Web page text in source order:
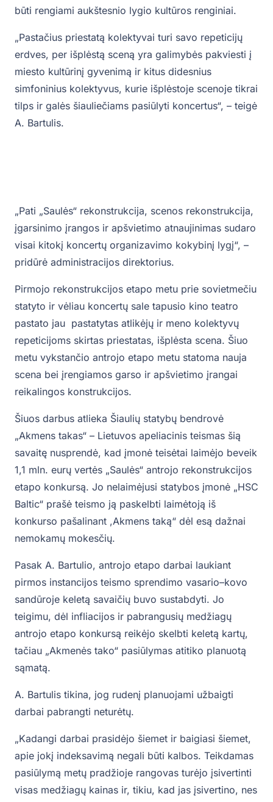
būti rengiami aukštesnio lygio kultūros renginiai.
„Pastačius priestatą kolektyvai turi savo repeticijų
erdves, per išplėstą sceną yra galimybės pakviesti į
miesto kultūrinį gyvenimą ir kitus didesnius
simfoninius kolektyvus, kurie išplėstoje scenoje tikrai
tilps ir galės šiauliečiams pasiūlyti koncertus“, – teigė
A. Bartulis.
„Pati „Saulės“ rekonstrukcija, scenos rekonstrukcija,
įgarsinimo įrangos ir apšvietimo atnaujinimas sudaro
visai kitokį koncertų organizavimo kokybinį lygį“, –
pridūrė administracijos direktorius.
Pirmojo rekonstrukcijos etapo metu prie sovietmečiu
statyto ir vėliau koncertų sale tapusio kino teatro
pastato jau pastatytas atlikėjų ir meno kolektyvų
repeticijoms skirtas priestatas, išplėsta scena. Šiuo
metu vykstančio antrojo etapo metu statoma nauja
scena bei įrengiamos garso ir apšvietimo įrangai
reikalingos konstrukcijos.
Šiuos darbus atlieka Šiaulių statybų bendrovė
„Akmens takas“ – Lietuvos apeliacinis teismas šią
savaitę nusprendė, kad įmonė teisėtai laimėjo beveik
1,1 mln. eurų vertės „Saulės“ antrojo rekonstrukcijos
etapo konkursą. Jo nelaimėjusi statybos įmonė „HSC
Baltic“ prašė teismo ją paskelbti laimėtoją iš
konkurso pašalinant ,Akmens taką“ dėl esą dažnai
nemokamų mokesčių.
Pasak A. Bartulio, antrojo etapo darbai laukiant
pirmos instancijos teismo sprendimo vasario–kovo
sandūroje keletą savaičių buvo sustabdyti. Jo
teigimu, dėl infliacijos ir pabrangusių medžiagų
antrojo etapo konkursą reikėjo skelbti keletą kartų,
tačiau „Akmenės tako“ pasiūlymas atitiko planuotą
sąmatą.
A. Bartulis tikina, jog rudenį planuojami užbaigti
darbai pabrangti neturėtų.
„Kadangi darbai prasidėjo šiemet ir baigiasi šiemet,
apie jokį indeksavimą negali būti kalbos. Teikdamas
pasiūlymą metų pradžioje rangovas turėjo įsivertinti
visas medžiagų kainas ir, tikiu, kad jas įsivertino, nes